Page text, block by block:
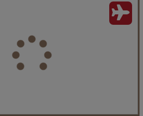
Város: Isztambul
módja:
Repülővel
Ellátás:
Reggeli
Hotel ****